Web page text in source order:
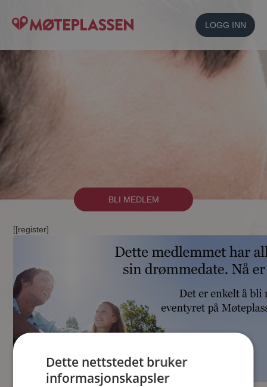
LOGG INN
BLI MEDLEM
[[register]
Dette nettstedet bruker
informasjonskapsler